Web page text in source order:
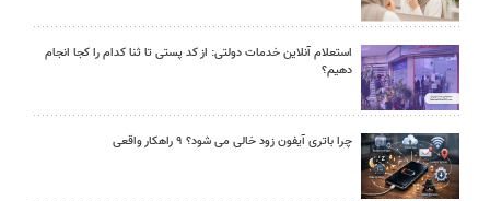
استعلام آنلاین خدمات دولتی: از کد پستی تا ثنا کدام را کجا انجام
دهیم؟
چرا باتری آیفون زود خالی می شود؟ ۹ راهکار واقعی